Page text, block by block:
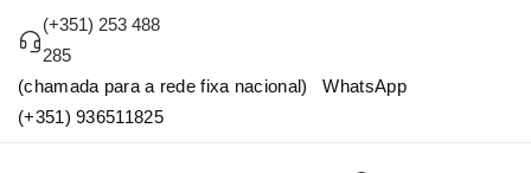
(+351) 253 488
285
(chamada para a rede fixa nacional) WhatsApp
(+351) 936511825